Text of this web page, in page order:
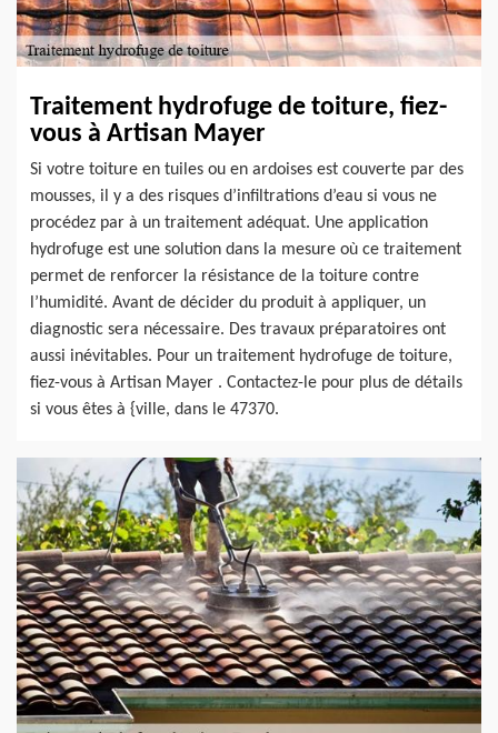
Traitement hydrofuge de toiture, fiez-
vous à Artisan Mayer
Si votre toiture en tuiles ou en ardoises est couverte par des
mousses, il y a des risques d’infiltrations d’eau si vous ne
procédez par à un traitement adéquat. Une application
hydrofuge est une solution dans la mesure où ce traitement
permet de renforcer la résistance de la toiture contre
l’humidité. Avant de décider du produit à appliquer, un
diagnostic sera nécessaire. Des travaux préparatoires ont
aussi inévitables. Pour un traitement hydrofuge de toiture,
fiez-vous à Artisan Mayer . Contactez-le pour plus de détails
si vous êtes à {ville, dans le 47370.